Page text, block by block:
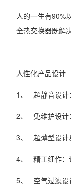
人的一生有90%
全热交换器既解
人性化产品设计
1、 超静音设计
2、 免维护设计
3、 超薄型设计
4、 精工细作：
5、 空气过滤设